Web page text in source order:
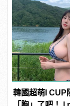
韓國超萌I CUP